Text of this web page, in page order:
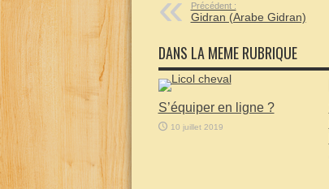
Précédent :
Gidran (Arabe Gidran)
DANS LA MEME RUBRIQUE
S’équiper en ligne ?
10 juillet 2019